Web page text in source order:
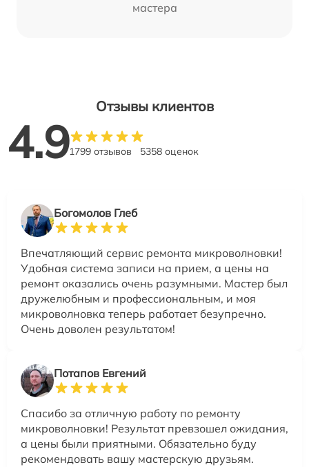
мастера
Отзывы клиентов
4.91799 отзывов 5358 оценок
Богомолов Глеб
Впечатляющий сервис ремонта микроволновки!
Удобная система записи на прием, а цены на
ремонт оказались очень разумными. Мастер был
дружелюбным и профессиональным, и моя
микроволновка теперь работает безупречно.
Очень доволен результатом!
Потапов Евгений
Спасибо за отличную работу по ремонту
микроволновки! Результат превзошел ожидания,
а цены были приятными. Обязательно буду
рекомендовать вашу мастерскую друзьям.